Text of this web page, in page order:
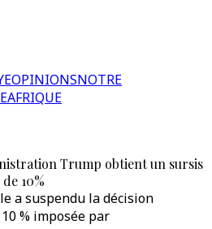
OPINIONSNOTRE
AFRIQUE
Trump obtient un sursis
10%
a suspendu la décision
% imposée par